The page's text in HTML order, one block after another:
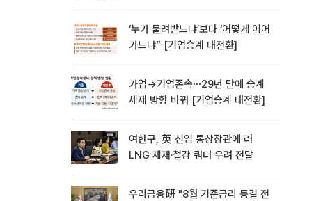
‘누가 물려받느냐’보다 ‘어떻게 이어
가느냐” [기업승계 대전환]
가업→기업존속⋯29년 만에 승계
세제 방향 바꿔 [기업승계 대전환]
여한구, 英 신임 통상장관에 러
LNG 제재·철강 쿼터 우려 전달
우리금융硏 "8월 기준금리 동결 전